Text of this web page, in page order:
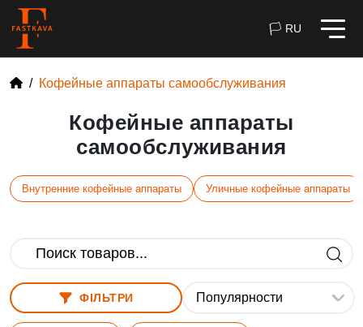
🏳 RU
Кофейные аппараты самообслуживания
Кофейные аппараты
самообслуживания
Внутренние кофейные аппараты Уличные кофейные аппараты
ФІЛЬТРИ